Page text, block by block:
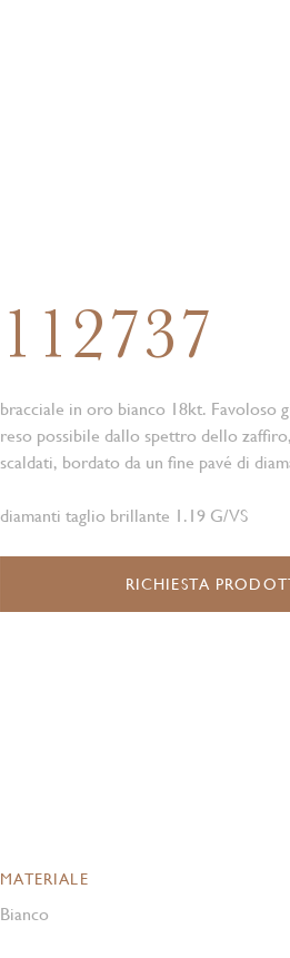
112737
bracciale in oro bianco 18kt. Favoloso
reso possibile dallo spettro dello
scaldati, bordato da un fine pavé di
diamanti taglio brillante 1.19 G/VS
RICHIESTA
MATERIALE
Bianco